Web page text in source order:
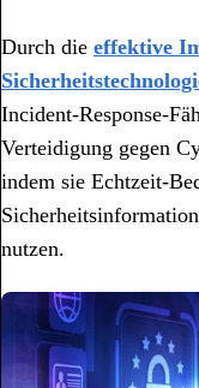
Durch die effektive
Incident-Response-
Verteidigung gegen
indem sie Echtzeit-
nutzen.